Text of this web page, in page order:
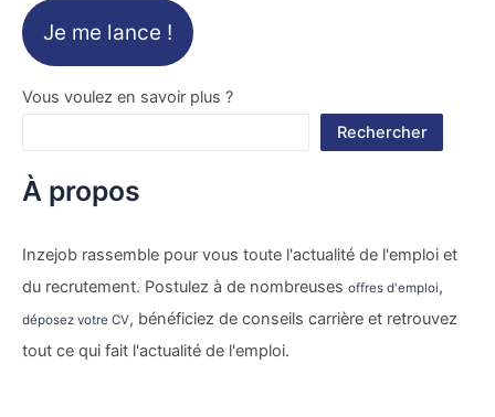
Je me lance !
Vous voulez en savoir plus ?
Rechercher
À propos
Inzejob rassemble pour vous toute l'actualité de l'emploi et
du recrutement. Postulez à de nombreuses offres d'emploi,
déposez votre CV, bénéficiez de conseils carrière et retrouvez
tout ce qui fait l'actualité de l'emploi.